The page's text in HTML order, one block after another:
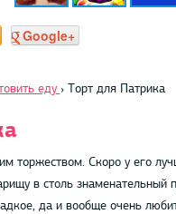
Google+
еду › Торт для Патрика
торжеством. Скоро у его
в столь
да и вообще очень